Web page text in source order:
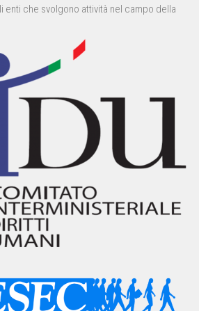
enti che svolgono attività nel campo della